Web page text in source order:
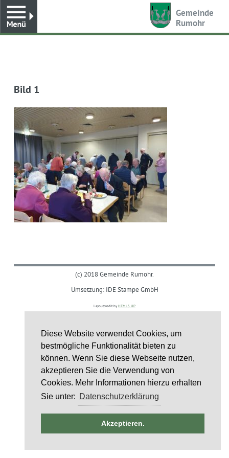
Diese Website verwendet Cookies, um
bestmögliche Funktionalität bieten zu
können. Wenn Sie diese Webseite nutzen,
akzeptieren Sie die Verwendung von
Cookies. Mehr Informationen hierzu erhalten
Sie unter: Datenschutzerklärung
Akzeptieren.
Gemeinde
Rumohr
Bild 1
(c) 2018 Gemeinde Rumohr.
Umsetzung: IDE Stampe GmbH
Layoutcredit by HTML5 UP